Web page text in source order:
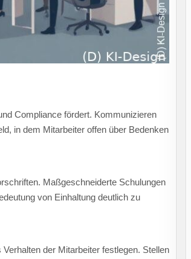
Compliance fördert. Kommunizieren
in dem Mitarbeiter offen über Bedenken
Maßgeschneiderte Schulungen
von Einhaltung deutlich zu
der Mitarbeiter festlegen. Stellen